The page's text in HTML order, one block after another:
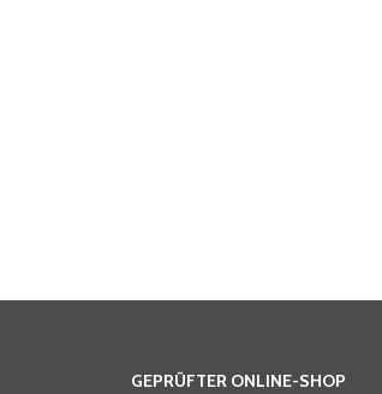
GEPRÜFTER ONLINE-SHOP